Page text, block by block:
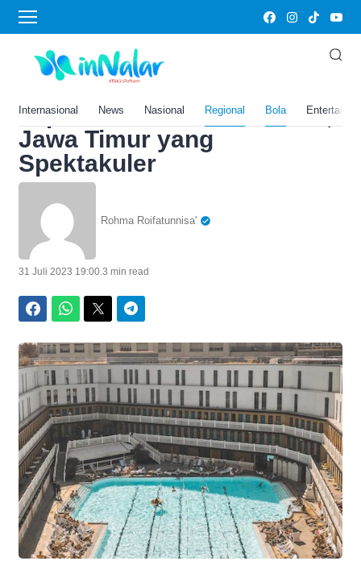
Internasional News Nasional Regional Bola
Home›Bola
Hotel Mewah Ini Punya
Sauna Seperti Jepang? Intip
Top 3 Hotel Terbaik di Batu,
Jawa Timur yang
Spektakuler
Rohma Roifatunnisa'
31 Juli 2023 19:00.3 min read